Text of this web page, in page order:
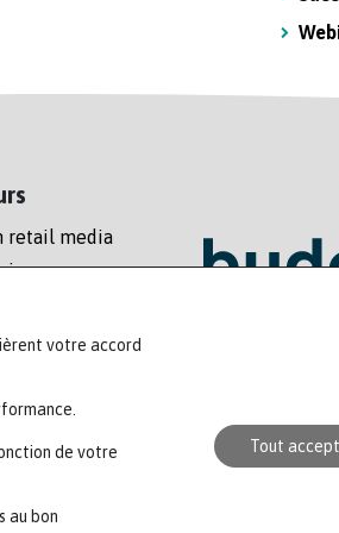
retail media
+33 (0)2
votre accord
de votre
au bon
Tout